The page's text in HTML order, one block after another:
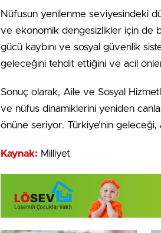
Nüfusun yenilenme seviyesindeki
ve ekonomik dengesizlikler için de
gücü kaybını ve sosyal güvenlik
geleceğini tehdit ettiğini ve acil
Sonuç olarak, Aile ve Sosyal
ve nüfus dinamiklerini yeniden
önüne seriyor. Türkiye’nin geleceği,
Kaynak: Milliyet